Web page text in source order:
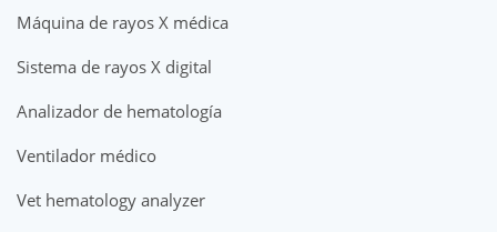
Máquina de rayos X médica
Sistema de rayos X digital
Analizador de hematología
Ventilador médico
Vet hematology analyzer